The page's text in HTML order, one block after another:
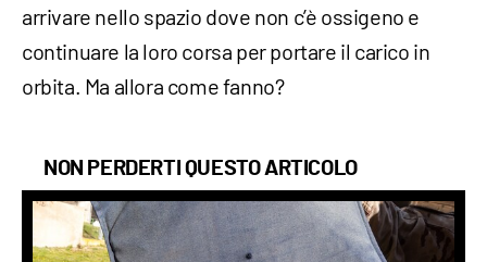
arrivare nello spazio dove non c’è ossigeno e
continuare la loro corsa per portare il carico in
orbita. Ma allora come fanno?
NON PERDERTI QUESTO ARTICOLO